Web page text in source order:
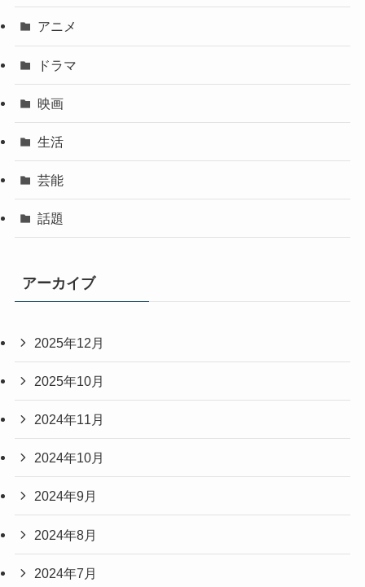
アニメ
ドラマ
映画
生活
芸能
話題
アーカイブ
2025年12月
2025年10月
2024年11月
2024年10月
2024年9月
2024年8月
2024年7月